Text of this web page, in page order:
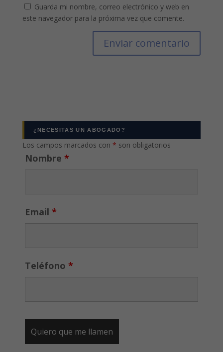
Guarda mi nombre, correo electrónico y web en
este navegador para la próxima vez que comente.
¿NECESITAS UN ABOGADO?
Los campos marcados con * son obligatorios
Nombre *
Email *
Teléfono *